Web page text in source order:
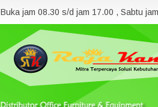
Buka jam 08.30 s/d jam 17.00 , Sabtu